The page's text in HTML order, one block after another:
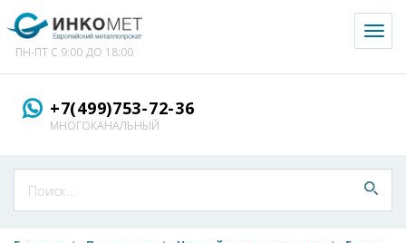
ПН-ПТ С 9:00 ДО 18:00
+7(499)753-72-36
МНОГОКАНАЛЬНЫЙ